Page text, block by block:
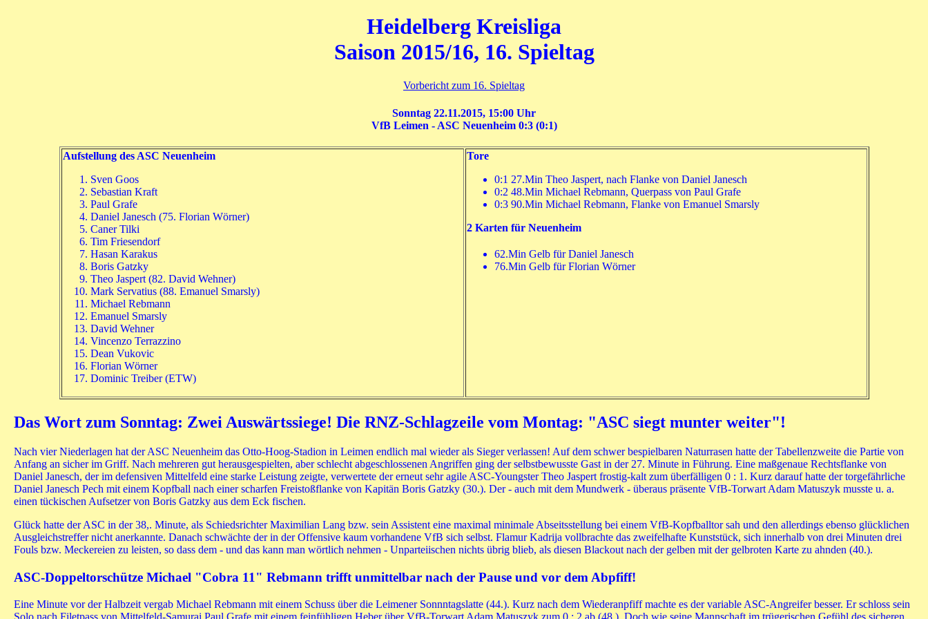
Heidelberg Kreisliga
Saison 2015/16, 16. Spieltag
Vorbericht zum 16. Spieltag
Sonntag 22.11.2015, 15:00 Uhr
VfB Leimen - ASC Neuenheim 0:3 (0:1)
Aufstellung des ASC Neuenheim
Sven Goos
Sebastian Kraft
Paul Grafe
Daniel Janesch (75. Florian Wörner)
Caner Tilki
Tim Friesendorf
Hasan Karakus
Boris Gatzky
Theo Jaspert (82. David Wehner)
Mark Servatius (88. Emanuel Smarsly)
Michael Rebmann
Emanuel Smarsly
David Wehner
Vincenzo Terrazzino
Dean Vukovic
Florian Wörner
Dominic Treiber (ETW)
Tore
0:1 27.Min Theo Jaspert, nach Flanke von Daniel Janesch
0:2 48.Min Michael Rebmann, Querpass von Paul Grafe
0:3 90.Min Michael Rebmann, Flanke von Emanuel Smarsly
2 Karten für Neuenheim
62.Min Gelb für Daniel Janesch
76.Min Gelb für Florian Wörner
Das Wort zum Sonntag: Zwei Auswärtssiege! Die RNZ-Schlagzeile vom Montag: "ASC siegt munter weiter"!
Nach vier Niederlagen hat der ASC Neuenheim das Otto-Hoog-Stadion in Leimen endlich mal wieder als Sieger verlassen! Auf dem schwer bespielbaren Naturrasen hatte der Tabellenzweite die Partie von
Anfang an sicher im Griff. Nach mehreren gut herausgespielten, aber schlecht abgeschlossenen Angriffen ging der selbstbewusste Gast in der 27. Minute in Führung. Eine maßgenaue Rechtsflanke von
Daniel Janesch, der im defensiven Mittelfeld eine starke Leistung zeigte, verwertete der erneut sehr agile ASC-Youngster Theo Jaspert frostig-kalt zum überfälligen 0 : 1. Kurz darauf hatte der torgefährliche
Daniel Janesch Pech mit einem Kopfball nach einer scharfen Freistoßflanke von Kapitän Boris Gatzky (30.). Der - auch mit dem Mundwerk - überaus präsente VfB-Torwart Adam Matuszyk musste u. a.
einen tückischen Aufsetzer von Boris Gatzky aus dem Eck fischen.
Glück hatte der ASC in der 38,. Minute, als Schiedsrichter Maximilian Lang bzw. sein Assistent eine maximal minimale Abseitsstellung bei einem VfB-Kopfballtor sah und den allerdings ebenso glücklichen
Ausgleichstreffer nicht anerkannte. Danach schwächte der in der Offensive kaum vorhandene VfB sich selbst. Flamur Kadrija vollbrachte das zweifelhafte Kunststück, sich innerhalb von drei Minuten drei
Fouls bzw. Meckereien zu leisten, so dass dem - und das kann man wörtlich nehmen - Unparteiischen nichts übrig blieb, als diesen Blackout nach der gelben mit der gelbroten Karte zu ahnden (40.).
ASC-Doppeltorschütze Michael "Cobra 11" Rebmann trifft unmittelbar nach der Pause und vor dem Abpfiff!
Eine Minute vor der Halbzeit vergab Michael Rebmann mit einem Schuss über die Leimener Sonnntagslatte (44.). Kurz nach dem Wiederanpfiff machte es der variable ASC-Angreifer besser. Er schloss sein
Solo nach Filetpass von Mittelfeld-Samurai Paul Grafe mit einem feinfühligen Heber über VfB-Torwart Adam Matuszyk zum 0 : 2 ab (48.). Doch wie seine Mannschaft im trügerischen Gefühl des sicheren